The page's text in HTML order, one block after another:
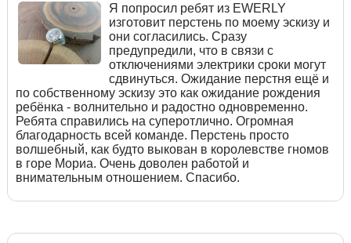
Я попросил ребят из EWERLY
изготовит перстень по моему эскизу и
они согласились. Сразу
предупредили, что в связи с
отключениями электрики сроки могут
сдвинуться. Ожидание перстня ещё и
по собственному эскизу это как ожидание рождения
ребёнка - волнительно и радостно одновременно.
Ребята справились на суперотлично. Огромная
благодарность всей команде. Перстень просто
волшебный, как будто выкован в королевстве гномов
в горе Мориа. Очень доволен работой и
внимательным отношением. Спасибо.